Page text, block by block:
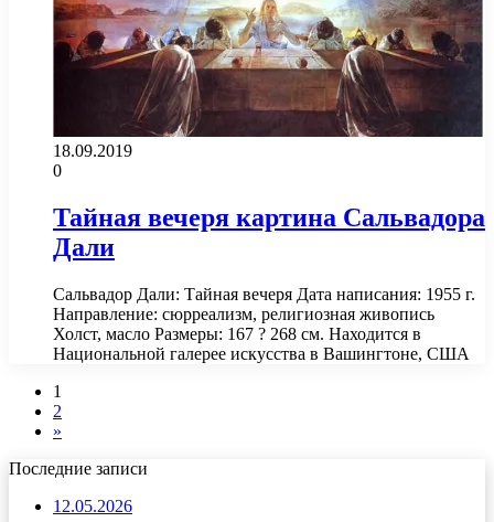
18.09.2019
0
Тайная вечеря картина Сальвадора
Дали
Сальвадор Дали: Тайная вечеря Дата написания: 1955 г.
Направление: сюрреализм, религиозная живопись
Холст, масло Размеры: 167 ? 268 см. Находится в
Национальной галерее искусства в Вашингтоне, США
1
2
»
Последние записи
12.05.2026